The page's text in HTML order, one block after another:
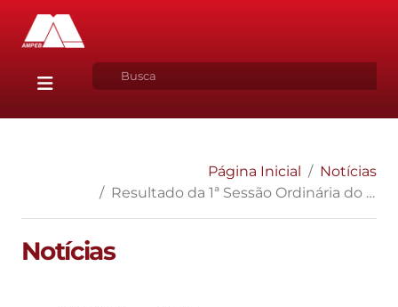
Página Inicial
Notícias
Resultado da 1ª Sessão Ordinária do CNMP
Notícias